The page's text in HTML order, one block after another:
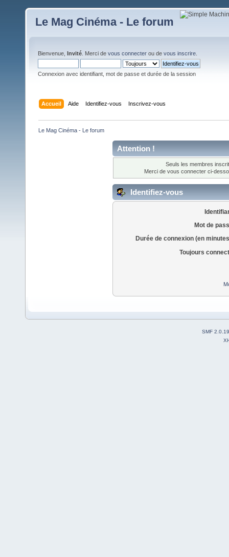
Le Mag Cinéma - Le forum
Bienvenue, Invité . Merci de vous connecter ou de vous inscrire
Connexion avec identifiant, mot de passe et durée de la session
Accueil Aide Identifiez-vous Inscrivez-vous
Le Mag Cinéma - Le forum
Attention !
Seuls les membres
Merci de vous connecter ci-
Identifiez-vous
Mot de
Durée de connexion (en
Toujours
SMF 2.0.19